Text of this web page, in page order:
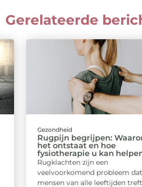
Gerelateerde
Gezondheid
Rugpijn begrijpen:
het ontstaat en hoe
fysiotherapie u kan
Rugklachten zijn een
veelvoorkomend probleem dat
mensen van alle leeftijden